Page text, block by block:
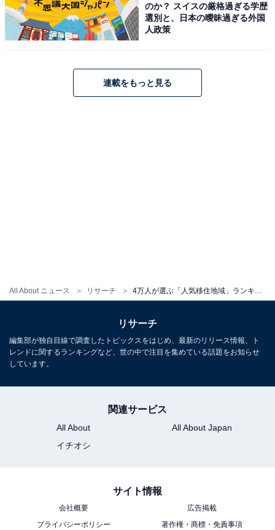
All About ニュース リサーチ
【おすすめ記事】
・
北海道、2位 兵庫県、1位は？
のか？ スイスの厳格過ぎる学歴
選別と、日本の曖昧過ぎる外国
人政策
連載をもっと見る
リサーチ
編集部が独自目線で調査したトピックスをはじめ、最新のリリース情報、ト
レンドに関するランキングなど、世の中で注目を集めている話題をお知らせ
しています。
関連サービス
All About
All About Japan
イチオシ
サイト情報
会社概要
広告掲載
プライバシーポリシー
著作権・商標・免責事項